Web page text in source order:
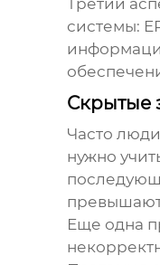
Третий
системы:
Скрытые
Часто
нужно
превышают
Еще одна